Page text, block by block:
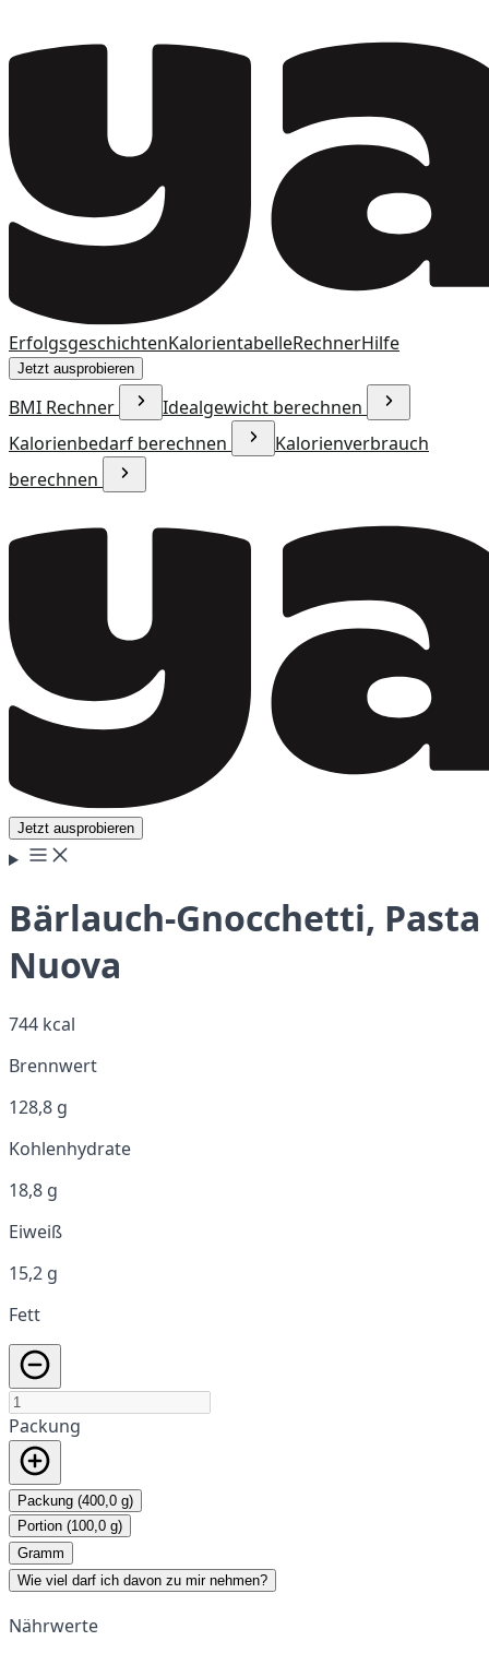
ErfolgsgeschichtenKalorientabelleRechnerHilfe
Jetzt ausprobieren
BMI Rechner
Idealgewicht berechnen
Kalorienbedarf berechnen
Kalorienverbrauch
berechnen
Jetzt ausprobieren
Bärlauch-Gnocchetti, Pasta
Nuova
744 kcal
Brennwert
128,8 g
Kohlenhydrate
18,8 g
Eiweiß
15,2 g
Fett
Packung
Packung (400,0 g)
Portion (100,0 g)
Gramm
Wie viel darf ich davon zu mir nehmen?
Nährwerte